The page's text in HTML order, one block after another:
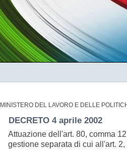
MINISTERO DEL LAVORO E DELLE
DECRETO 4 aprile 2002
Attuazione dell'art. 80, comma
gestione separata di cui all'art.